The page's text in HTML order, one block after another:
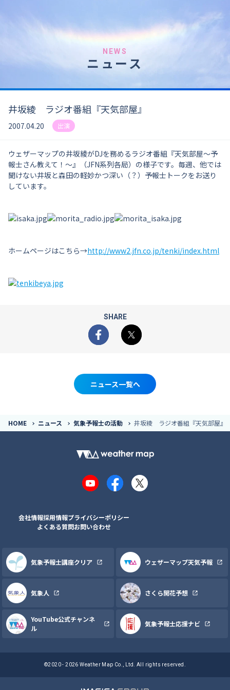
NEWS
ニュース
井坂綾 ラジオ番組『天気部屋』
2007.04.20 出演
ウェザーマップの井坂綾がDJを務めるラジオ番組『天気部屋～予
報士さん教えて！～』（JFN系列各局）の様子です。毎週、他では
聞けない井坂と森田の軽妙かつ深い（？）予報士トークをお送り
しています。
ホームページはこちら→http://www2.jfn.co.jp/tenki/index.html
SHARE
Facebook
X
ニュース一覧へ
HOME ニュース 気象予報士の活動 井坂綾 ラジオ番組『天気部屋』
YouTubeFacebook
X
会社情報採用情報プライバシーポリシー
よくある質問お問い合わせ
気象予報士講座クリア ウェザーマップ天気予報
気象人 さくら開花予想
YouTube公式チャンネ
ル
気象予報士応援ナビ
©2020 - 2026 Weather Map Co., Ltd. All rights reserved.